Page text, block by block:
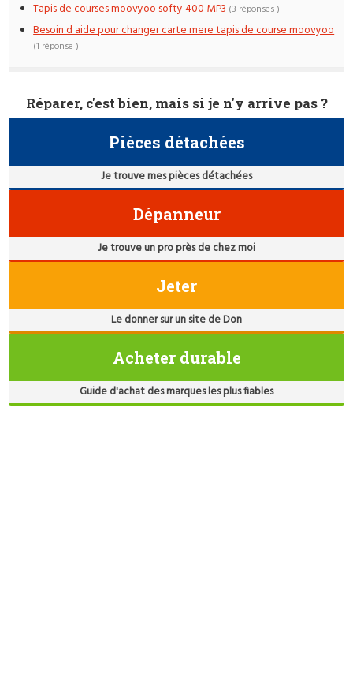
Tapis de courses moovyoo softy 400 MP3 (3 réponses )
Besoin d aide pour changer carte mere tapis de course moovyoo
(1 réponse )
Réparer, c'est bien, mais si je n'y arrive pas ?
Pièces détachées
Je trouve mes pièces détachées
Dépanneur
Je trouve un pro près de chez moi
Jeter
Le donner sur un site de Don
Acheter durable
Guide d'achat des marques les plus fiables